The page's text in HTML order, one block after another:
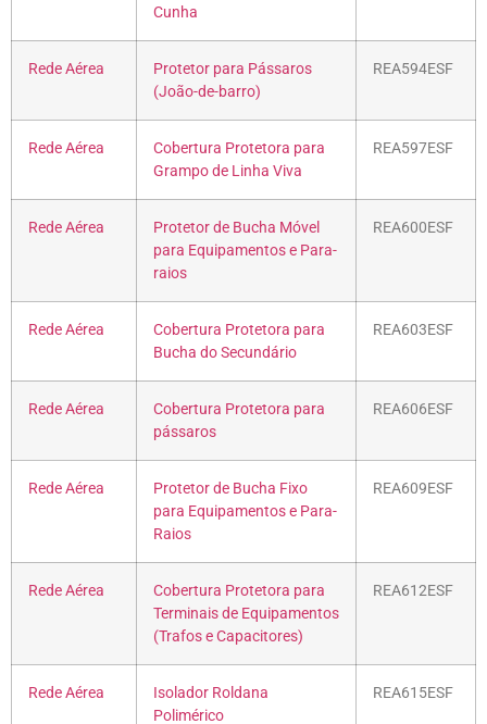
Cunha
Rede Aérea
Protetor para Pássaros
(João-de-barro)
REA594ESF
Rede Aérea
Cobertura Protetora para
Grampo de Linha Viva
REA597ESF
Rede Aérea
Protetor de Bucha Móvel
para Equipamentos e Para-
raios
REA600ESF
Rede Aérea
Cobertura Protetora para
Bucha do Secundário
REA603ESF
Rede Aérea
Cobertura Protetora para
pássaros
REA606ESF
Rede Aérea
Protetor de Bucha Fixo
para Equipamentos e Para-
Raios
REA609ESF
Rede Aérea
Cobertura Protetora para
Terminais de Equipamentos
(Trafos e Capacitores)
REA612ESF
Rede Aérea
Isolador Roldana
Polimérico
REA615ESF